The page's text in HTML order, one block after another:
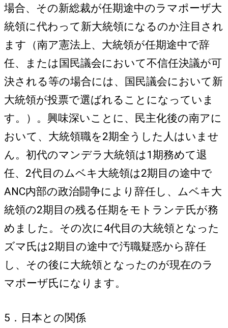
場合、その新総裁が任期途中のラマポーザ大
統領に代わって新大統領になるのか注目され
ます（南ア憲法上、大統領が任期途中で辞
任、または国民議会において不信任決議が可
決される等の場合には、国民議会において新
大統領が投票で選ばれることになっていま
す。）。興味深いことに、民主化後の南アに
おいて、大統領職を2期全うした人はいませ
ん。初代のマンデラ大統領は1期務めて退
任、2代目のムベキ大統領は2期目の途中で
ANC内部の政治闘争により辞任し、ムベキ大
統領の2期目の残る任期をモトランテ氏が務
めました。その次に4代目の大統領となった
ズマ氏は2期目の途中で汚職疑惑から辞任
し、その後に大統領となったのが現在のラ
マポーザ氏になります。
5．日本との関係